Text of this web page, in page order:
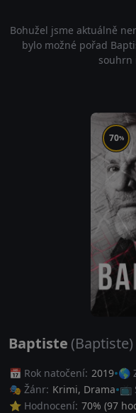
Bohužel jsme aktuálně
bylo možné pořad
souhrn
70%
Baptiste (Baptiste)
📅 Rok natočení: 2019 🌎
🎭 Žánr: Krimi, Drama 📺
⭐ Hodnocení: 70% (97